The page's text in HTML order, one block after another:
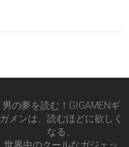
男の夢を読む！GIGAMENギ
ガメンは、読むほどに欲しく
なる、